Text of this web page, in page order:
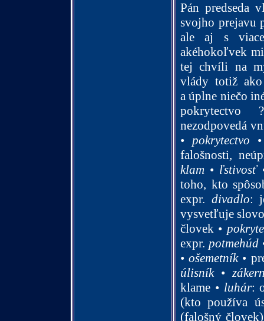
Pán predseda
svojho prejavu
ale aj s
akéhokoľvek
tej chvíli na
vlády totiž
a úplne niečo
pokrytectvo
nezodpovedá
•pokrytectvo
falošnosti,
klam • ľstivosť
toho, kto
expr. divadlo:
vysvetľuje
človek •
expr. potmehúd
•ošemetník•
úlisník•
klame • luhár:
(kto používa
(falošný